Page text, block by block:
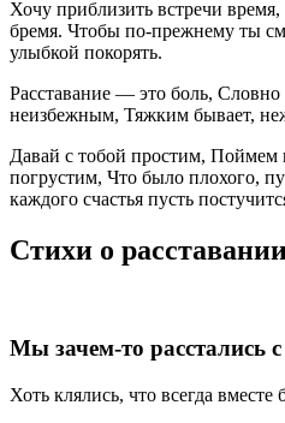
Хочу приблизить встречи
бремя. Чтобы по-прежнему ты
улыбкой покорять.
Расставание — это боль,
неизбежным, Тяжким бывает,
Давай с тобой простим,
погрустим, Что было плохого,
каждого счастья пусть
Стихи о
Мы зачем-то расстались
Хоть клялись, что всегда вместе